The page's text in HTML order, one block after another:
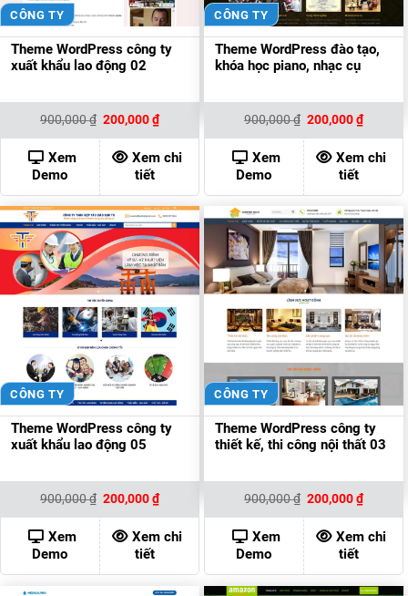
CÔNG TY
Theme WordPress công ty
xuất khẩu lao động 02
900,000₫ Giá
gốc
là:
900,000 ₫.
200,000₫Giá
hiện
tại
là:
200,000 ₫.
Xem
Demo
Xem chi
tiết
CÔNG TY
Theme WordPress đào tạo,
khóa học piano, nhạc cụ
900,000₫ Giá
gốc
là:
900,000 ₫.
200,000₫Giá
hiện
tại
là:
Xem
Demo
Xem chi
tiết
CÔNG TY
Theme WordPress công ty
xuất khẩu lao động 05
900,000₫ Giá
là:
900,000 ₫.
200,000₫Giá
hiện
tại
là:
200,000 ₫.
Xem
Demo
Xem chi
tiết
CÔNG TY
Theme WordPress công ty
thiết kế, thi công nội thất 03
900,000₫ Giá
là:
900,000 ₫.
200,000₫Giá
hiện
tại
là:
Xem
Demo
Xem chi
tiết